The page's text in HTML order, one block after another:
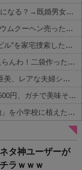
【驚愕】SNSで異性とやりとり《不倫》になる？→既婚男女の約7割がまさかの『こう』回答してしまうw w w w w w w w
【衝撃】ジャンポケ斉藤の被害女性「バウムクーヘン売ったりTikTokライブしててムカついたから示談しなかった」←コレってさ…
【衝撃】 大阪府警、ミナミの“ベトナムビル”を家宅捜索した結果・・・・・・
【悲報】 ワイ「ラーメン一袋だけじゃ足らんわ！二袋作ったろ！」→結果ｗｗｗ
【最新画像】 GLAY・TERU＆パフィー亜美、レアな夫婦ショットを公開してしまう！
【極旨牛鉄板】 吉野家のステーキ定食1500円、ガチで美味そうｗｗｗ
【復讐】 絶対に「植えてはいけない植物」を小学校に植えた→20年経って見に行くと…「！？」衝撃の光景が・・・
タ神ユーザーが
ラｗｗｗ